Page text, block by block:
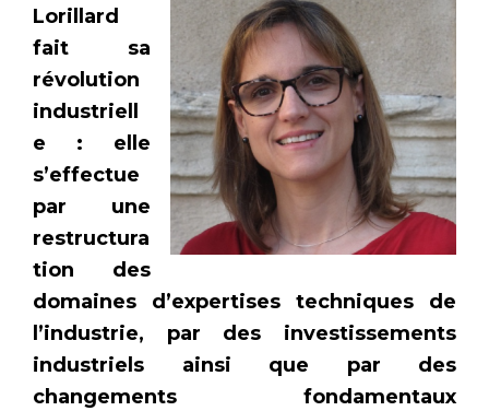
Lorillard
fait sa
révolution
industriell
e : elle
s’effectue
par une
restructura
tion des
domaines d’expertises techniques de
l’industrie, par des investissements
industriels ainsi que par des
changements fondamentaux